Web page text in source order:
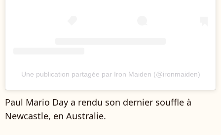
Une publication partagée par Iron Maiden (@ironmaiden)
Paul Mario Day a rendu son dernier souffle à
Newcastle, en Australie.